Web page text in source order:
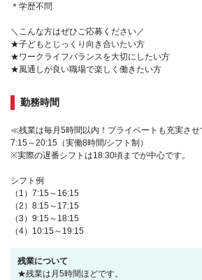
＊学歴不問
＼こんな方はぜひご応募ください／
★子どもとじっくり向き合いたい方
★ワークライフバランスを大切にしたい方
★風通しが良い職場で楽しく働きたい方
勤務時間
≪残業は毎月5時間以内！プライベートも充実さ
7:15～20:15（実働8時間/シフト制）
※実際の遅番シフトは18:30頃までが中心です。
シフト例
（1）7:15～16:15
（2）8:15～17:15
（3）9:15～18:15
（4）10:15～19:15
残業について
★残業は月5時間ほどです。